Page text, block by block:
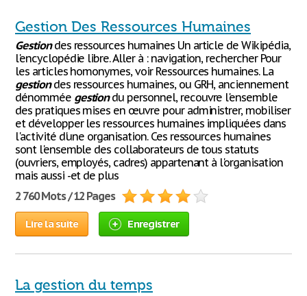
Gestion Des Ressources Humaines
Gestiondes ressources humaines Un article de Wikipédia,
l'encyclopédie libre. Aller à : navigation, rechercher Pour
les articles homonymes, voir Ressources humaines. La
gestiondes ressources humaines, ou GRH, anciennement
dénommée gestiondu personnel, recouvre l'ensemble
des pratiques mises en œuvre pour administrer, mobiliser
et développer les ressources humaines impliquées dans
l'activité d'une organisation. Ces ressources humaines
sont l'ensemble des collaborateurs de tous statuts
(ouvriers, employés, cadres) appartenant à l'organisation
mais aussi -et de plus
2 760 Mots / 12 Pages
Lire la suite Enregistrer
La gestion du temps